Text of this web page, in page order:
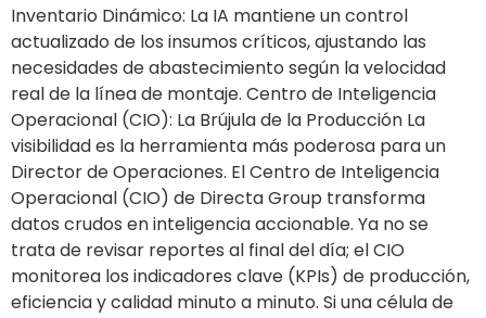
Inventario Dinámico: La IA mantiene un control
actualizado de los insumos críticos, ajustando las
necesidades de abastecimiento según la velocidad
real de la línea de montaje. Centro de Inteligencia
Operacional (CIO): La Brújula de la Producción La
visibilidad es la herramienta más poderosa para un
Director de Operaciones. El Centro de Inteligencia
Operacional (CIO) de Directa Group transforma
datos crudos en inteligencia accionable. Ya no se
trata de revisar reportes al final del día; el CIO
monitorea los indicadores clave (KPIs) de producción,
eficiencia y calidad minuto a minuto. Si una célula de